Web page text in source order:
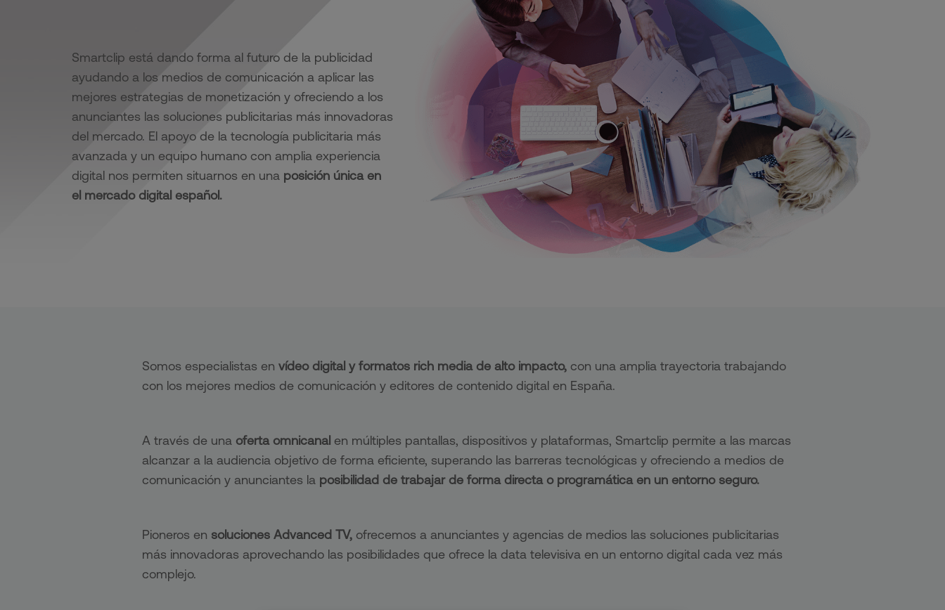
Smartclip está dando forma al futuro de la publicidad
ayudando a los medios de comunicación a aplicar las
mejores estrategias de monetización y ofreciendo a los
anunciantes las soluciones publicitarias más innovadoras
del mercado. El apoyo de la tecnología publicitaria más
avanzada y un equipo humano con amplia experiencia
digital nos permiten situarnos en una posición única en
el mercado digital español.
Somos especialistas en vídeo digital y formatos rich media de alto impacto, con una amplia trayectoria trabajando
con los mejores medios de comunicación y editores de contenido digital en España.
A través de una oferta omnicanal en múltiples pantallas, dispositivos y plataformas, Smartclip permite a las marcas
alcanzar a la audiencia objetivo de forma eficiente, superando las barreras tecnológicas y ofreciendo a medios de
comunicación y anunciantes la posibilidad de trabajar de forma directa o programática en un entorno seguro.
Pioneros en soluciones Advanced TV, ofrecemos a anunciantes y agencias de medios las soluciones publicitarias
más innovadoras aprovechando las posibilidades que ofrece la data televisiva en un entorno digital cada vez más
complejo.